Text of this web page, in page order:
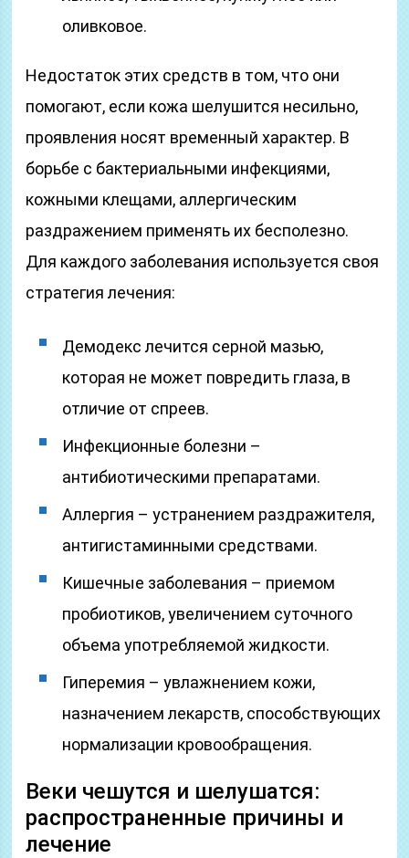
оливковое.
Недостаток этих средств в том, что они
помогают, если кожа шелушится несильно,
проявления носят временный характер. В
борьбе с бактериальными инфекциями,
кожными клещами, аллергическим
раздражением применять их бесполезно.
Для каждого заболевания используется своя
стратегия лечения:
Демодекс лечится серной мазью,
которая не может повредить глаза, в
отличие от спреев.
Инфекционные болезни –
антибиотическими препаратами.
Аллергия – устранением раздражителя,
антигистаминными средствами.
Кишечные заболевания – приемом
пробиотиков, увеличением суточного
объема употребляемой жидкости.
Гиперемия – увлажнением кожи,
назначением лекарств, способствующих
нормализации кровообращения.
Веки чешутся и шелушатся:
распространенные причины и
лечение